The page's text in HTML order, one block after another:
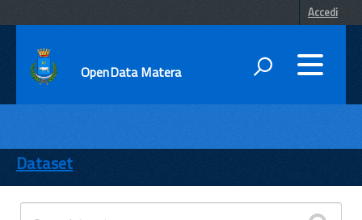
Accedi
OpenData Matera
ENTI
TEMI
INFORMAZIONI
Dataset